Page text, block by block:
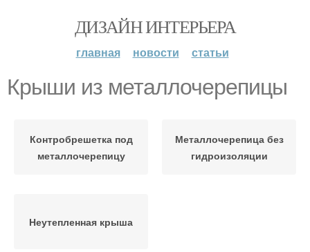
ДИЗАЙН ИНТЕРЬЕРА
главная новости статьи
Крыши из металлочерепицы
Контробрешетка под
металлочерепицу
Металлочерепица без
гидроизоляции
Неутепленная крыша